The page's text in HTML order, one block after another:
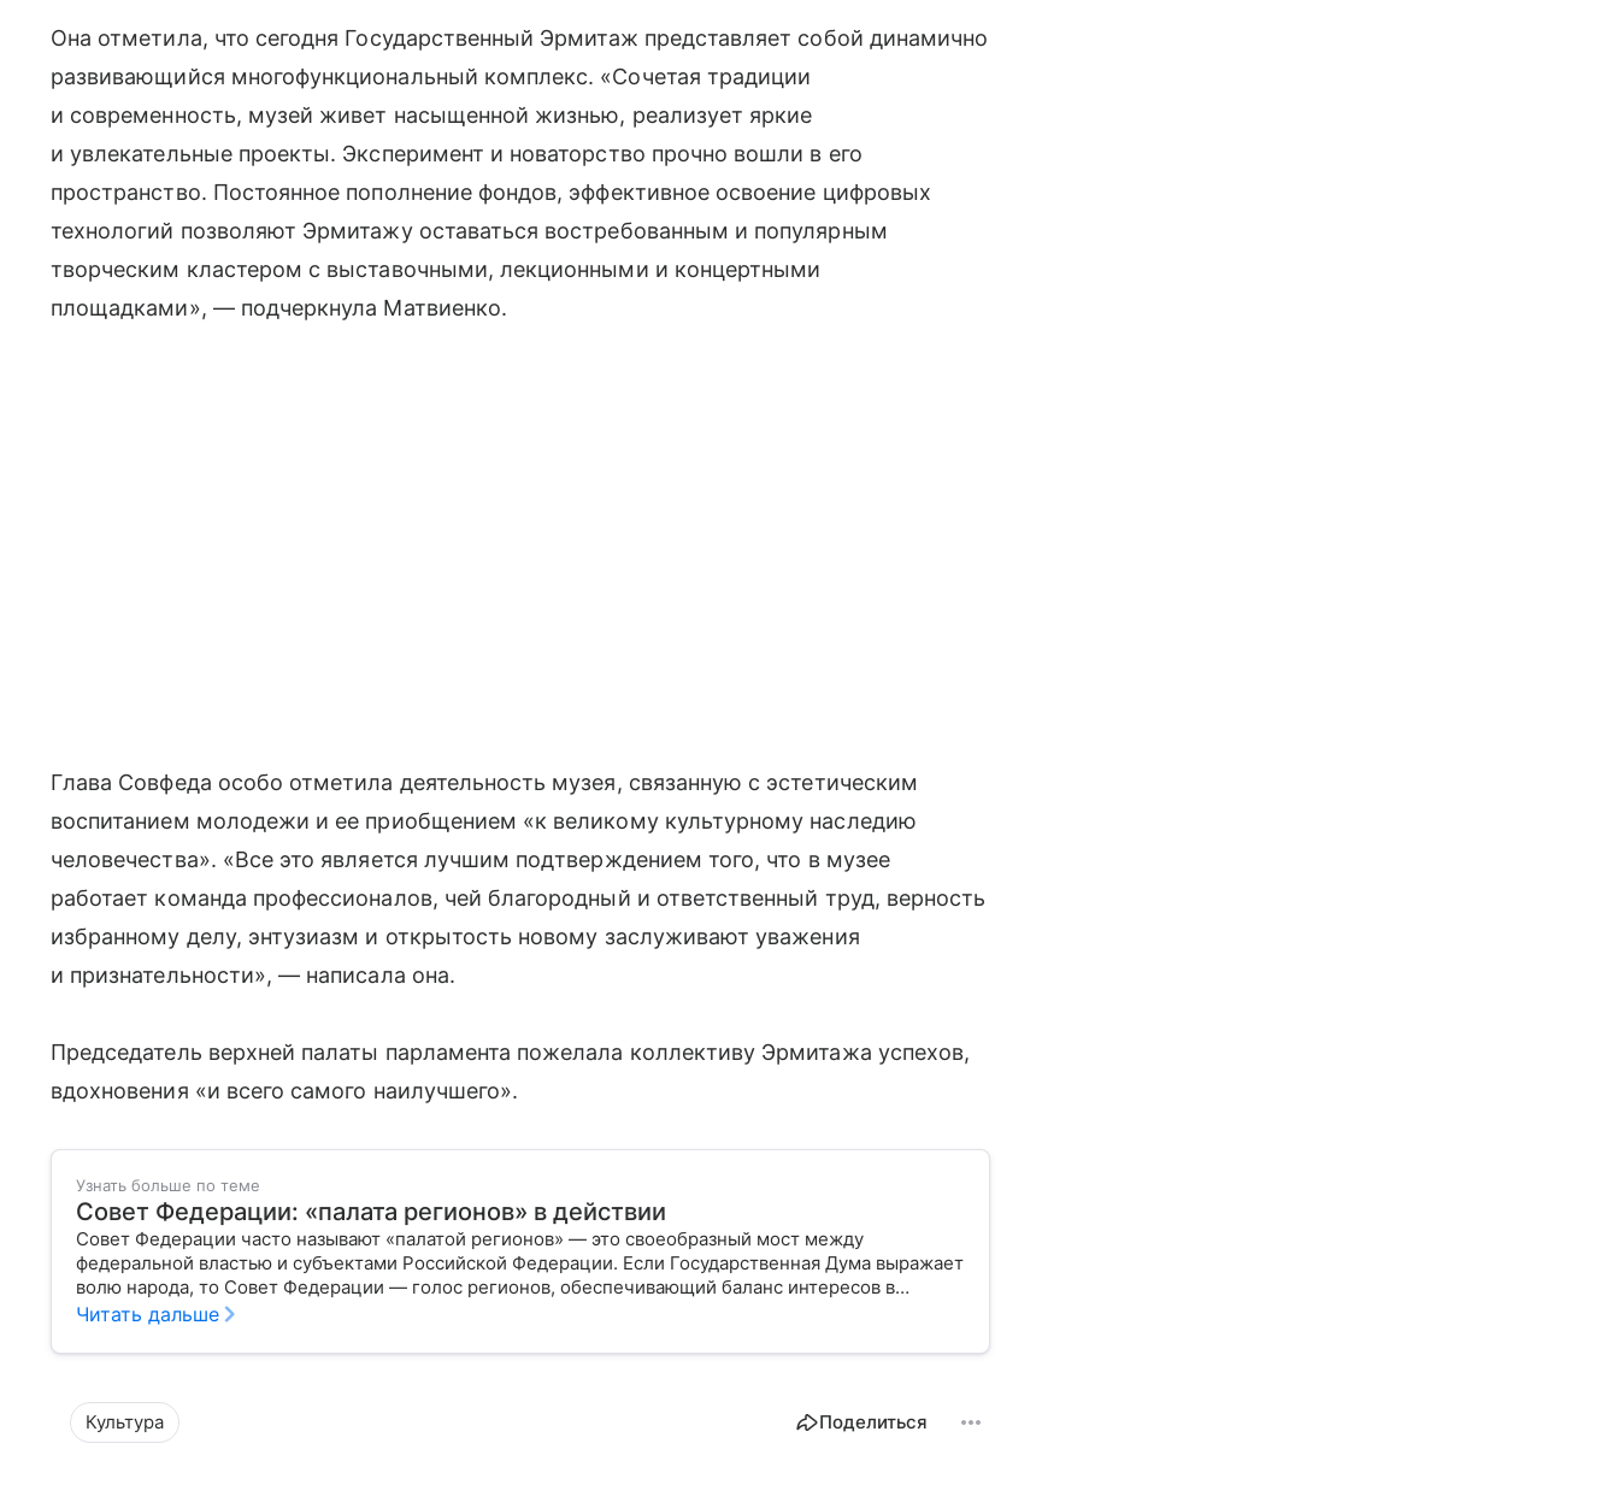
Она отметила, что сегодня Государственный Эрмитаж представляет собой динамично
развивающийся многофункциональный комплекс. «Сочетая традиции
и современность, музей живет насыщенной жизнью, реализует яркие
и увлекательные проекты. Эксперимент и новаторство прочно вошли в его
пространство. Постоянное пополнение фондов, эффективное освоение цифровых
технологий позволяют Эрмитажу оставаться востребованным и популярным
творческим кластером с выставочными, лекционными и концертными
площадками», — подчеркнула Матвиенко.
Глава Совфеда особо отметила деятельность музея, связанную с эстетическим
воспитанием молодежи и ее приобщением «к великому культурному наследию
человечества». «Все это является лучшим подтверждением того, что в музее
работает команда профессионалов, чей благородный и ответственный труд, верность
избранному делу, энтузиазм и открытость новому заслуживают уважения
и признательности», — написала она.
Председатель верхней палаты парламента пожелала коллективу Эрмитажа успехов,
вдохновения «и всего самого наилучшего».
Узнать больше по теме
Совет Федерации: «палата регионов» в действии
Совет Федерации часто называют «палатой регионов» — это своеобразный мост между
федеральной властью и субъектами Российской Федерации. Если Государственная Дума выражает
волю народа, то Совет Федерации — голос регионов, обеспечивающий баланс интересов в
масштабах всей страны.
Читать дальше
Культура Поделиться